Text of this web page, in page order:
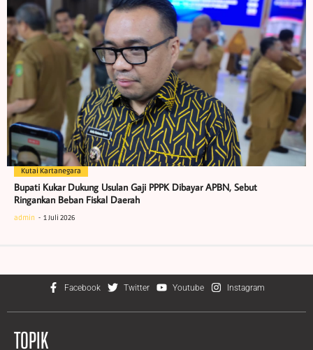
Kutai Kartanegara
Bupati Kukar Dukung Usulan Gaji PPPK Dibayar APBN, Sebut
Ringankan Beban Fiskal Daerah
admin 1 Juli 2026
Facebook Twitter Youtube Instagram
TOPIK